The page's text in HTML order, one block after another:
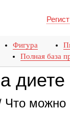
Фигура
Полная база
диете
Что можно